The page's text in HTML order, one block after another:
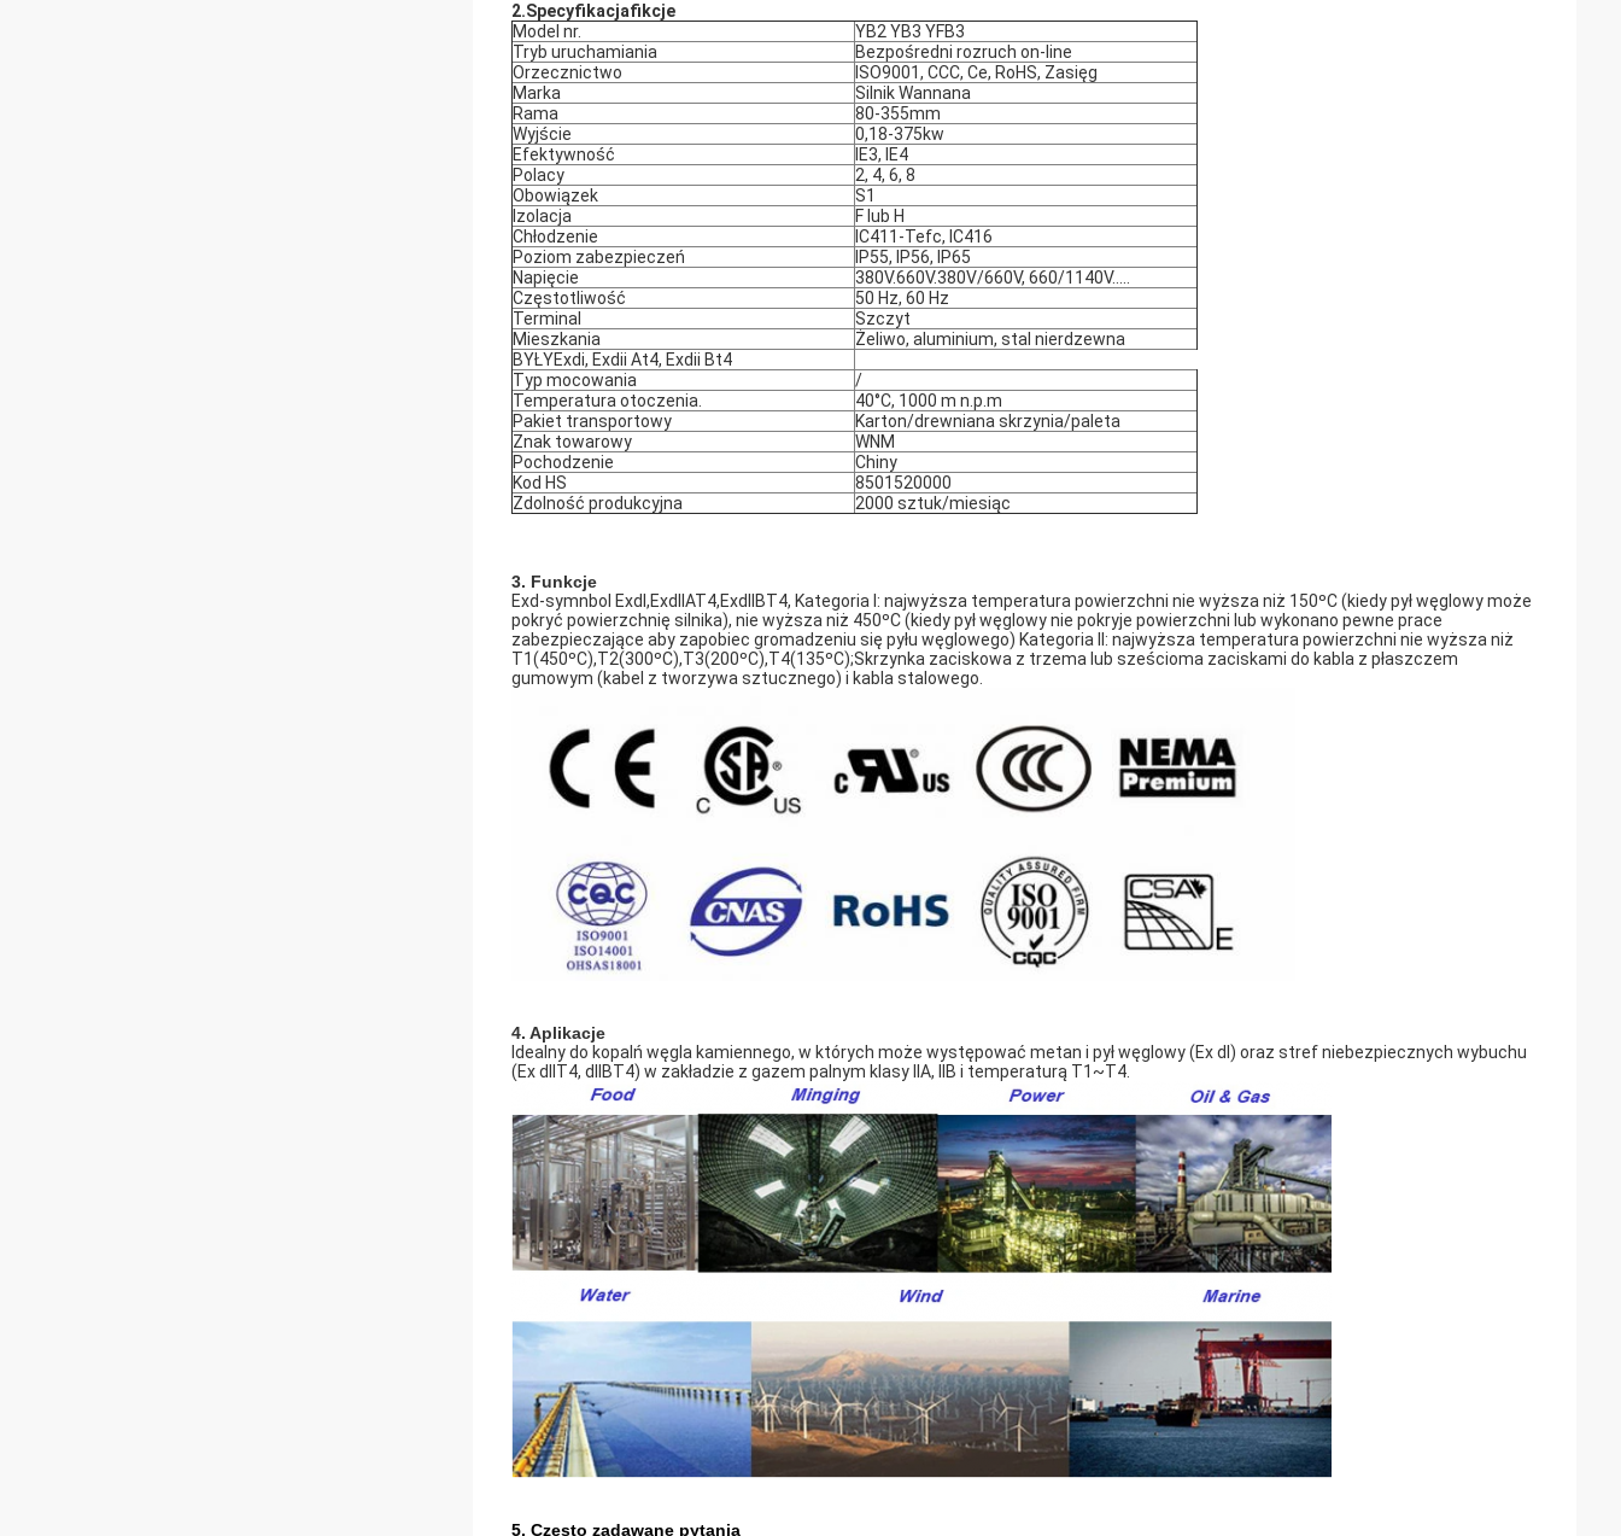
2.Specyfikacjafikcje
Model nr.
YB2 YB3 YFB3
Tryb uruchamiania
Bezpośredni rozruch on-line
Orzecznictwo
ISO9001, CCC, Ce, RoHS, Zasięg
Marka
Silnik Wannana
Rama
80-355mm
Wyjście
0,18-375kw
Efektywność
IE3, IE4
Polacy
2, 4, 6, 8
Obowiązek
S1
Izolacja
F lub H
Chłodzenie
IC411-Tefc, IC416
Poziom zabezpieczeń
IP55, IP56, IP65
Napięcie
380V.660V.380V/660V, 660/1140V.....
Częstotliwość
50 Hz, 60 Hz
Terminal
Szczyt
Mieszkania
Żeliwo, aluminium, stal nierdzewna
BYŁYExdi, Exdii At4, Exdii Bt4
Typ mocowania
/
Temperatura otoczenia.
40°C, 1000 m n.p.m
Pakiet transportowy
Karton/drewniana skrzynia/paleta
Znak towarowy
WNM
Pochodzenie
Chiny
Kod HS
8501520000
Zdolność produkcyjna
2000 sztuk/miesiąc
3. Funkcje
Exd-symnbol ExdI,ExdIIAT4,ExdIIBT4, Kategoria I: najwyższa temperatura powierzchni nie wyższa niż 150ºC (kiedy pył węglowy może
pokryć powierzchnię silnika), nie wyższa niż 450ºC (kiedy pył węglowy nie pokryje powierzchni lub wykonano pewne prace
zabezpieczające aby zapobiec gromadzeniu się pyłu węglowego) Kategoria II: najwyższa temperatura powierzchni nie wyższa niż
T1(450ºC),T2(300ºC),T3(200ºC),T4(135ºC);Skrzynka zaciskowa z trzema lub sześcioma zaciskami do kabla z płaszczem
gumowym (kabel z tworzywa sztucznego) i kabla stalowego.
4. Aplikacje
Idealny do kopalń węgla kamiennego, w których może występować metan i pył węglowy (Ex dI) oraz stref niebezpiecznych wybuchu
(Ex dIIT4, dIIBT4) w zakładzie z gazem palnym klasy IIA, IIB i temperaturą T1~T4.
5. Często zadawane pytania